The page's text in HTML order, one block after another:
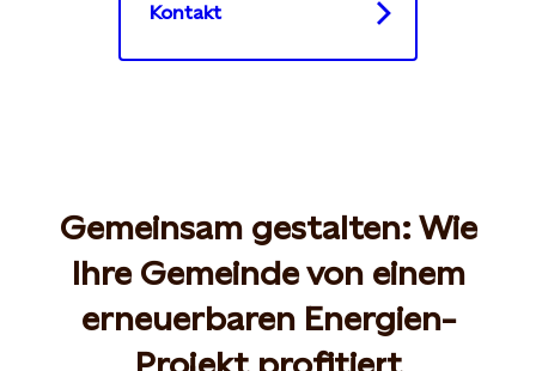
Kontakt
Gemeinsam gestalten: Wie
Ihre Gemeinde von einem
erneuerbaren Energien-